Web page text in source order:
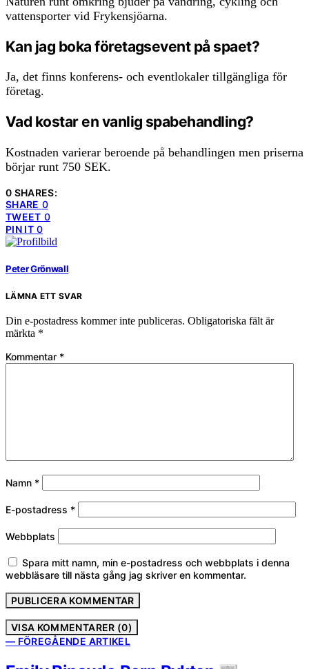
vattensporter vid Frykensjöarna.
Kan jag boka företagsevent på spaet?
Ja, det finns konferens- och eventlokaler tillgängliga för
företag.
Vad kostar en vanlig spabehandling?
Kostnaden varierar beroende på behandlingen men priserna
börjar runt 750 SEK.
0 SHARES:
SHARE 0
TWEET 0
PIN IT 0
Peter Grönwall
LÄMNA ETT SVAR
Din e-postadress kommer inte publiceras. Obligatoriska fält är
märkta *
Kommentar *
Namn *
E-postadress *
Webbplats
Spara mitt namn, min e-postadress och webbplats i denna
webbläsare till nästa gång jag skriver en kommentar.
VISA KOMMENTARER (0)
— FÖREGÅENDE ARTIKEL